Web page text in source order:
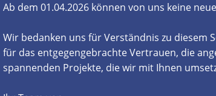
Ab dem 01.04.2026 können von uns keine
Wir bedanken uns für Verständnis zu diesem
für das entgegengebrachte Vertrauen, die
spannenden Projekte, die wir mit Ihnen